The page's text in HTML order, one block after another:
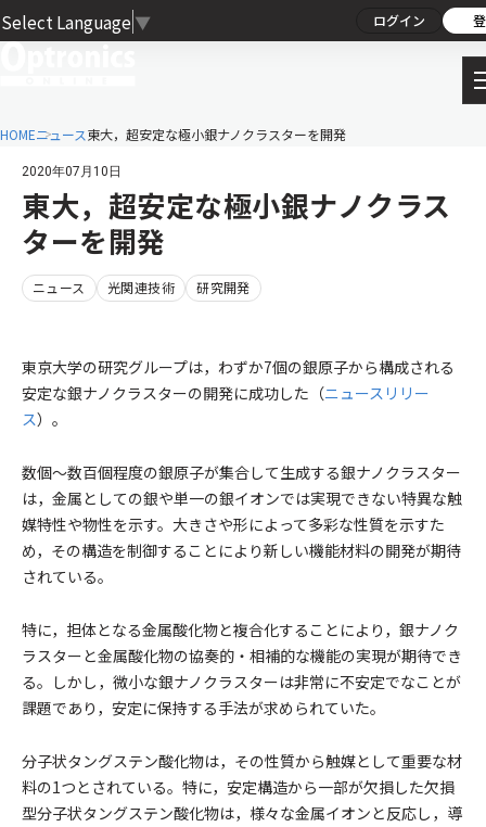
Select Language ▼ ログイン
HOMEニュース東大，超安定な極小銀ナノクラスターを開発
2020年07月10日
東大，超安定な極小銀ナノクラス
ターを開発
ニュース 光関連技術 研究開発
東京大学の研究グループは，わずか7個の銀原子から構成される
安定な銀ナノクラスターの開発に成功した（ニュースリリー
ス）。
数個～数百個程度の銀原子が集合して生成する銀ナノクラスター
は，金属としての銀や単一の銀イオンでは実現できない特異な触
媒特性や物性を示す。大きさや形によって多彩な性質を示すた
め，その構造を制御することにより新しい機能材料の開発が期待
されている。
特に，担体となる金属酸化物と複合化することにより，銀ナノク
ラスターと金属酸化物の協奏的・相補的な機能の実現が期待でき
る。しかし，微小な銀ナノクラスターは非常に不安定でなことが
課題であり，安定に保持する手法が求められていた。
分子状タングステン酸化物は，その性質から触媒として重要な材
料の1つとされている。特に，安定構造から一部が欠損した欠損
型分子状タングステン酸化物は，様々な金属イオンと反応し，導